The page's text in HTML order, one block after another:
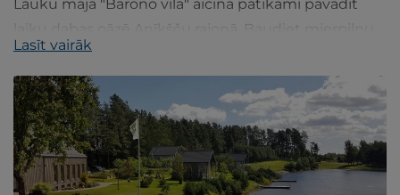
Lauku māja "Barono vila" aicina patīkami pavadīt
laiku dabas oāzē Anīkšču rajonā. Baudiet mierpilnu
atpūtu pie dabas apvienojumā ar mūsdienīgām
ērtībām.
Lasīt vairāk